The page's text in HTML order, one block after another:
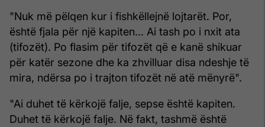
"Nuk më pëlqen kur i fishkëllejnë lojtarët. Por,
është fjala për një kapiten... Ai tash po i nxit ata
(tifozët). Po flasim për tifozët që e kanë shikuar
për katër sezone dhe ka zhvilluar disa ndeshje të
mira, ndërsa po i trajton tifozët në atë mënyrë".
"Ai duhet të kërkojë falje, sepse është kapiten.
Duhet të kërkojë falje. Në fakt, tashmë është